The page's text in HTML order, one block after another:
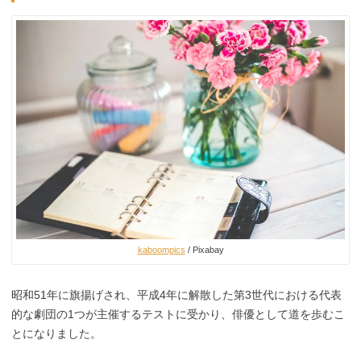
kaboompics / Pixabay
昭和51年に旗揚げされ、平成4年に解散した第3世代における代表
的な劇団の1つが主催するテストに受かり、俳優として道を歩むこ
とになりました。